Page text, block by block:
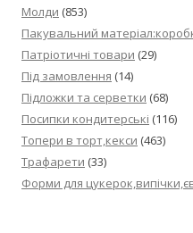
Молди (853)
Пакувальний
Патріотичні товари (29)
Під замовлення (14)
Підложки та серветки (68)
Посипки кондитерські (116)
Топери в торт,кекси (463)
Трафарети (33)
Форми для